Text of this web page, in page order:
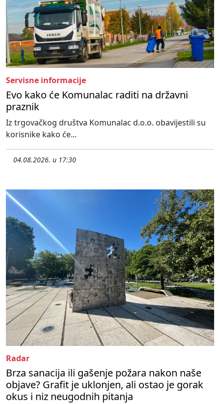
Servisne informacije
Evo kako će Komunalac raditi na državni
praznik
Iz trgovačkog društva Komunalac d.o.o. obavijestili su
korisnike kako će...
04.08.2026. u 17:30
Radar
Brza sanacija ili gašenje požara nakon naše
objave? Grafit je uklonjen, ali ostao je gorak
okus i niz neugodnih pitanja